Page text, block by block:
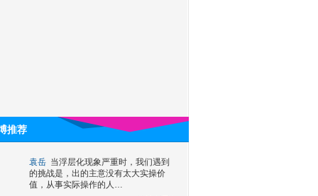
推荐
袁岳 当浮层化现象严重时，我们遇到
的挑战是，出的主意没有太大实操价
值，从事实际操作的人…